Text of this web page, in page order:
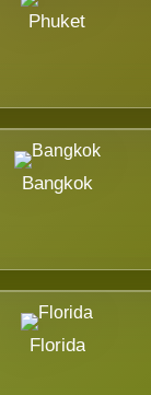
Phuket
Bangkok
Florida